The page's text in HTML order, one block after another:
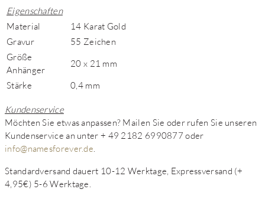
Eigenschaften
Material
14 Karat Gold
Gravur
55 Zeichen
Größe
Anhänger
20 x 21 mm
Stärke 0,4 mm
Kundenservice
Möchten Sie etwas anpassen? Mailen Sie oder rufen Sie unseren
Kundenservice an unter + 49 2182 6990877 oder
info@namesforever.de
Standardversand dauert 10-12 Werktage, Expressversand (+
4,95€) 5-6 Werktage.